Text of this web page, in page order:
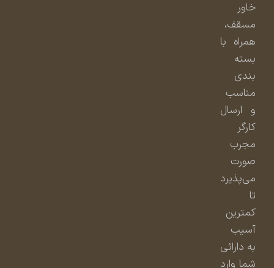
مسقف،
همراه با
بسته
بندی
مناسب
و ارسال
مجرب
صورت
می‌پذیرد
کمترین
آسیب
به دارائی
شما وارد